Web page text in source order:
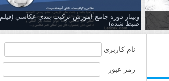
وبینار دوره جامع آموزش تركيب بندي عكاسي (فیلم
ضبط شده)
نام کاربری
رمز عبور